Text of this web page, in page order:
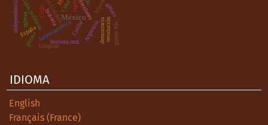
México
latinoamérica Argentina
partidos políticos democracia
elecciones
historia oral
independencia Caribe revolución
género
España
Cuba
Uruguay
prensa
Chilehistoria .
guerra fría
iglesia
IDIOMA
English
Français (France)